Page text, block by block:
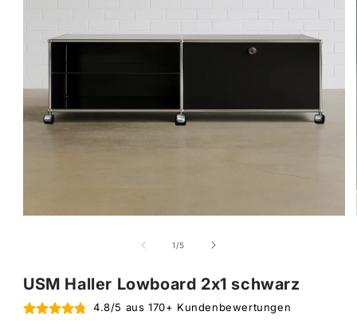
1/von
5
USM Haller Lowboard 2x1 schwarz
4.8/5 aus 170+ Kundenbewertungen